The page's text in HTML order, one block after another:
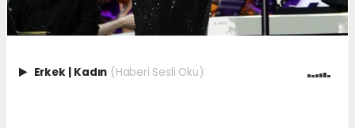
Erkek | Kadın (Haberi Sesli Oku)